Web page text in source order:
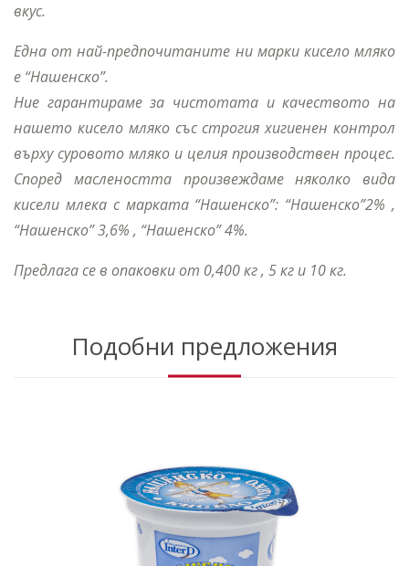
вкус.
Една от най-предпочитаните ни марки кисело мляко
е “Нашенско”.
Ние гарантираме за чистотата и качеството на
нашето кисело мляко със строгия хигиенен контрол
върху суровото мляко и целия производствен процес.
Според маслеността произвеждаме няколко вида
кисели млека с марката “Нашенско”: “Нашенско”2% ,
“Нашенско” 3,6% , “Нашенско” 4%.
Предлага се в опаковки от 0,400 кг , 5 кг и 10 кг.
Подобни предложения